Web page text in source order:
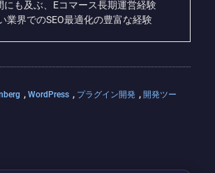
にも及ぶ、Eコマース長期運営経験
業界でのSEO最適化の豊富な経験
, WordPress , プラグイン開発 , 開発ツー